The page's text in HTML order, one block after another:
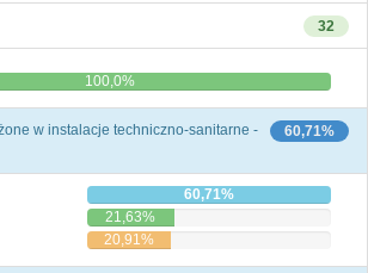
32
100,0%
60,71%
w instalacje techniczno-sanitarne -
60,71%
21,63%
20,91%